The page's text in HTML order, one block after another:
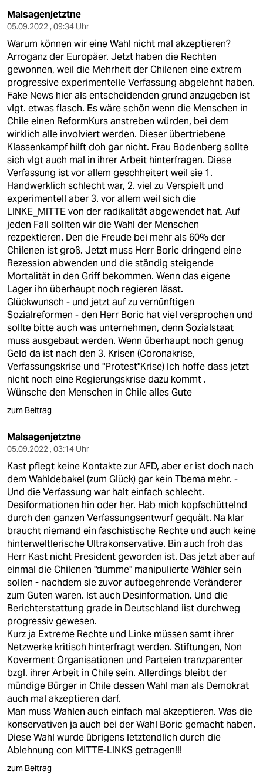
Malsagenjetztne
05.09.2022 , 09:34 Uhr
Warum können wir eine Wahl nicht mal akzeptieren?
Arroganz der Europäer. Jetzt haben die Rechten
gewonnen, weil die Mehrheit der Chilenen eine extrem
progressive experimentelle Verfassung abgelehnt haben.
Fake News hier als entscheidenden grund anzugeben ist
vlgt. etwas flasch. Es wäre schön wenn die Menschen in
Chile einen ReformKurs anstreben würden, bei dem
wirklich alle involviert werden. Dieser übertriebene
Klassenkampf hilft doh gar nicht. Frau Bodenberg sollte
sich vlgt auch mal in ihrer Arbeit hinterfragen. Diese
Verfassung ist vor allem geschheitert weil sie 1.
Handwerklich schlecht war, 2. viel zu Verspielt und
experimentell aber 3. vor allem weil sich die
LINKE_MITTE von der radikalität abgewendet hat. Auf
jeden Fall sollten wir die Wahl der Menschen
rezpektieren. Den die Freude bei mehr als 60% der
Chilenen ist groß. Jetzt muss Herr Boric dringend eine
Rezession abwenden und die ständig steigende
Mortalität in den Griff bekommen. Wenn das eigene
Lager ihn überhaupt noch regieren lässt.
Glückwunsch - und jetzt auf zu vernünftigen
Sozialreformen - den Herr Boric hat viel versprochen und
sollte bitte auch was unternehmen, denn Sozialstaat
muss ausgebaut werden. Wenn überhaupt noch genug
Geld da ist nach den 3. Krisen (Coronakrise,
Verfassungskrise und "Protest"Krise) Ich hoffe dass jetzt
nicht noch eine Regierungskrise dazu kommt .
Wünsche den Menschen in Chile alles Gute
zum Beitrag
Malsagenjetztne
05.09.2022 , 03:14 Uhr
Kast pflegt keine Kontakte zur AFD, aber er ist doch nach
dem Wahldebakel (zum Glück) gar kein Tbema mehr. -
Und die Verfassung war halt einfach schlecht.
Desiformationen hin oder her. Hab mich kopfschüttelnd
durch den ganzen Verfassungsentwurf gequält. Na klar
braucht niemand ein faschistische Rechte und auch keine
hinterweltlerische Ultrakonservative. Bin auch froh das
Herr Kast nicht President geworden ist. Das jetzt aber auf
einmal die Chilenen "dumme" manipulierte Wähler sein
sollen - nachdem sie zuvor aufbegehrende Veränderer
zum Guten waren. Ist auch Desinformation. Und die
Berichterstattung grade in Deutschland iist durchweg
progressiv gewesen.
Kurz ja Extreme Rechte und Linke müssen samt ihrer
Netzwerke kritisch hinterfragt werden. Stiftungen, Non
Koverment Organisationen und Parteien tranzparenter
bzgl. ihrer Arbeit in Chile sein. Allerdings bleibt der
mündige Bürger in Chile dessen Wahl man als Demokrat
auch mal akzeptieren darf.
Man muss Wahlen auch einfach mal akzeptieren. Was die
konservativen ja auch bei der Wahl Boric gemacht haben.
Diese Wahl wurde übrigens letztendlich durch die
Ablehnung con MITTE-LINKS getragen!!!
zum Beitrag